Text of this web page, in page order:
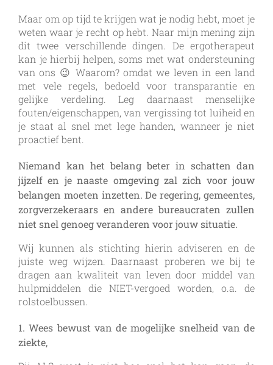
Maar om op tijd te krijgen wat je nodig hebt, moet je
weten waar je recht op hebt. Naar mijn mening zijn
dit twee verschillende dingen. De ergotherapeut
kan je hierbij helpen, soms met wat ondersteuning
van ons 😉 Waarom? omdat we leven in een land
met vele regels, bedoeld voor transparantie en
gelijke verdeling. Leg daarnaast menselijke
fouten/eigenschappen, van vergissing tot luiheid en
je staat al snel met lege handen, wanneer je niet
proactief bent.
Niemand kan het belang beter in schatten dan
jijzelf en je naaste omgeving zal zich voor jouw
belangen moeten inzetten. De regering, gemeentes,
zorgverzekeraars en andere bureaucraten zullen
niet snel genoeg veranderen voor jouw situatie.
Wij kunnen als stichting hierin adviseren en de
juiste weg wijzen. Daarnaast proberen we bij te
dragen aan kwaliteit van leven door middel van
hulpmiddelen die NIET-vergoed worden, o.a. de
rolstoelbussen.
1. Wees bewust van de mogelijke snelheid van de
ziekte,